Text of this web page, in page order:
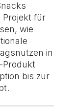
Projekt für
wie
in
Produkt
bis zur